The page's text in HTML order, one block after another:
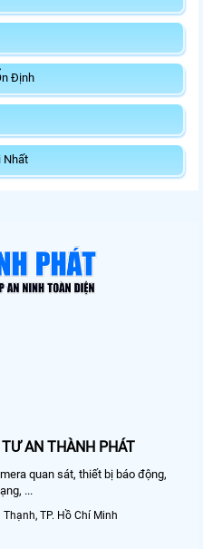
Định
Nhất
AN THÀNH PHÁT
quan sát, thiết bị báo động,
...
TP. Hồ Chí Minh